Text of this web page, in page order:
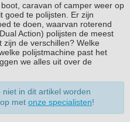
caravan of camper weer op
goed te polijsten. Er zijn
te doen, waarvan roterend
Action) polijsten de meest
de verschillen? Welke
polijstmachine past het
we alles uit over de
in dit artikel worden
met onze specialisten!